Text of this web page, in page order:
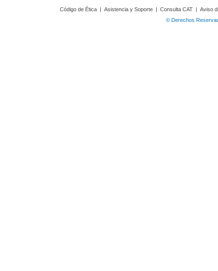
Código de Ética | Asistencia y Soporte | Consulta CAT | Aviso
© Derechos